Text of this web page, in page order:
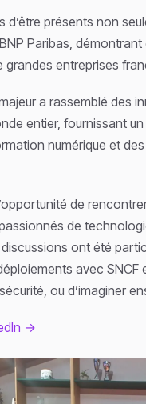
d’être présents non
Paribas,
grandes entreprises
a rassemblé des
entier, fournissant
numérique et
de
de
ont été
avec SNCF
ou d’imaginer
→